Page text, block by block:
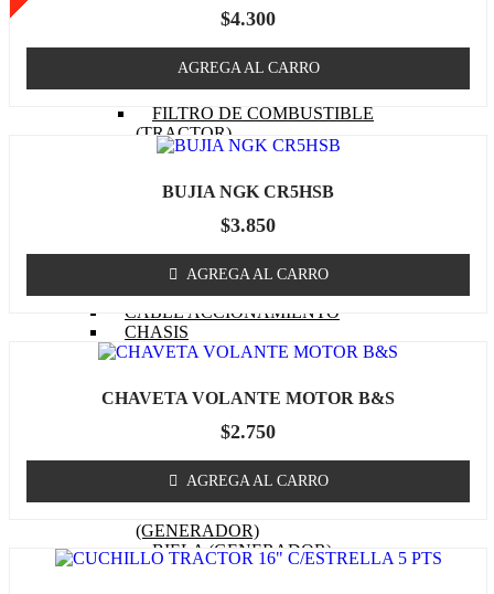
(TRACTOR)
CABURADOR (TRACTOR)
OTROS (TRACTOR
MOTOR)
FILTRO DE COMBUSTIBLE
(TRACTOR)
FILTRO DE ACEITE
FILTRO DE AIRE (TRACTOR)
CUCHILLOS
CORREA (TRACTOR)
POLEA
MASA / TORRETA
CABLE ACCIONAMIENTO
CHASIS
OTROS (TRACTOR)
MOTOR (GENERADOR)
(GENERADOR)
ANILLOS (GENERADOR)
BOBINA (GENERADOR)
(GENERADOR)
BIELA (GENERADOR)
MOTOR DE PARTIDA
$4.300
AGREGA AL CARRO
BUJIA NGK CR5HSB
$3.850
AGREGA AL CARRO
CHAVETA VOLANTE MOTOR B&S
$2.750
AGREGA AL CARRO